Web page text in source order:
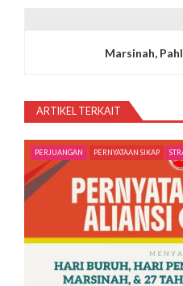
a
s
p
s
Marsinah,
ARTIKEL TERKAIT
PERJUANGAN PERNYATAAN SIKAP